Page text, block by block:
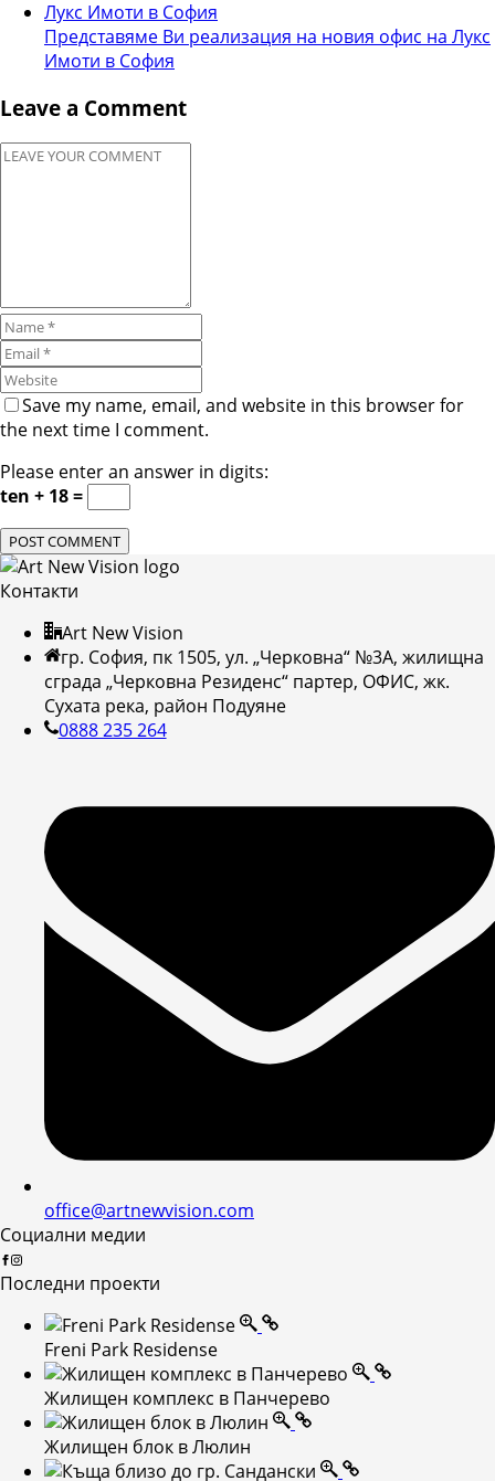
Представяме Ви реализация на новия офис на Лукс
Имоти в София
Leave a Comment
Save my name, email, and website in this browser for
the next time I comment.
Please enter an answer in digits:
ten + 18 =
Контакти
Art New Vision
гр. София, пк 1505, ул. „Черковна“ №3А, жилищна
сграда „Черковна Резиденс“ партер, ОФИС, жк.
Сухата река, район Подуяне
0888 235 264
office@artnewvision.com
Социални медии
Последни проекти
Freni Park Residense
Жилищен комплекс в Панчерево
Жилищен блок в Люлин